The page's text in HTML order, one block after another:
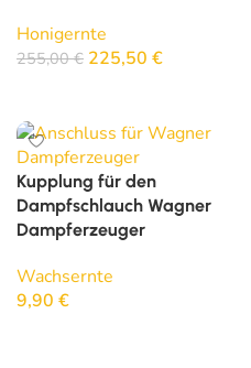
Honigernte
255,00€ 225,50 €
Kupplung für den
Dampfschlauch Wagner
Dampferzeuger
Wachsernte
9,90 €